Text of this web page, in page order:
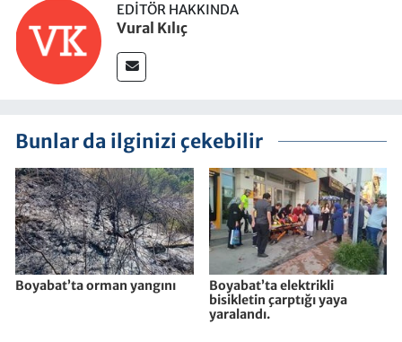
EDITÖR HAKKINDA
Vural Kılıç
Bunlar da ilginizi çekebilir
Boyabat’ta orman yangını
Boyabat’ta elektrikli
bisikletin çarptığı yaya
yaralandı.